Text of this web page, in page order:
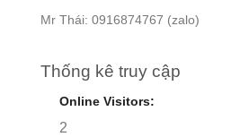
Mr Thái: 0916874767 (zalo)
Thống kê truy cập
Online Visitors:
2